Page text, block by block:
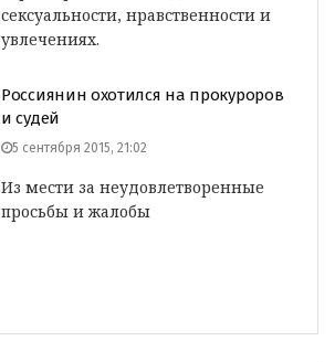
сексуальности, нравственности и
увлечениях.
Россиянин охотился на прокуроров
и судей
5 сентября 2015, 21:02
Из мести за неудовлетворенные
просьбы и жалобы